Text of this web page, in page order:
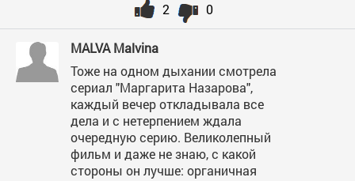
0
2
MALVA Malvina
Тоже на одном дыхании смотрела
сериал "Маргарита Назарова",
каждый вечер откладывала все
дела и с нетерпением ждала
очередную серию. Великолепный
фильм и даже не знаю, с какой
стороны он лучше: органичная